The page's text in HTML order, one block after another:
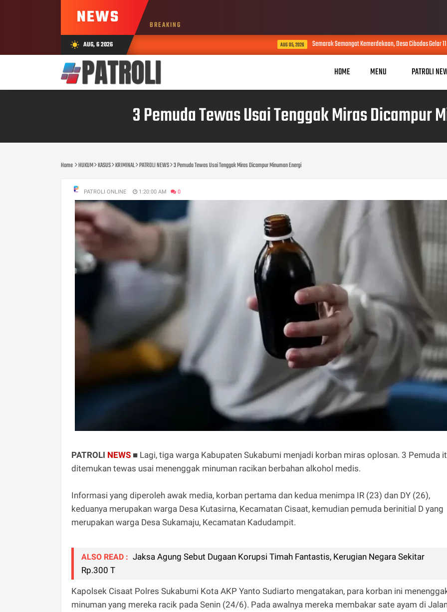
NEWS BREAKING
wb_sunny AUG, 6 2026 Semarak Semangat Kemerdekaan, Desa Cibodas Gelar 11 Rangkaian
HOME MENU PATROLI
3 Pemuda Tewas Usai Tenggak Miras Dicampur
Home HUKUM KASUS KRIMINAL PATROLI NEWS 3 Pemuda Tewas Usai Tenggak Miras Dicampur Minuman Energi
PATROLI ONLINE 1:20:00 AM 0
PATROLI NEWS ■ Lagi, tiga warga Kabupaten Sukabumi menjadi korban miras oplosan. 3 Pemuda
ditemukan tewas usai menenggak minuman racikan berbahan alkohol medis.
Informasi yang diperoleh awak media, korban pertama dan kedua menimpa IR (23) dan DY (26),
keduanya merupakan warga Desa Kutasirna, Kecamatan Cisaat, kemudian pemuda berinitial D yang
merupakan warga Desa Sukamaju, Kecamatan Kadudampit.
ALSO READ : Jaksa Agung Sebut Dugaan Korupsi Timah Fantastis, Kerugian Negara Sekitar
Rp.300 T
Kapolsek Cisaat Polres Sukabumi Kota AKP Yanto Sudiarto mengatakan, para korban ini
minuman yang mereka racik pada Senin (24/6). Pada awalnya mereka membakar sate ayam di